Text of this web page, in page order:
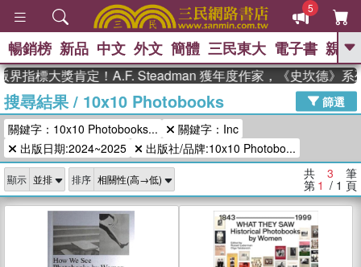
5
GO
熱搜： 東野圭吾 高希均教授回憶錄
、 The Odyssey 、 父親節 、 如果歷
史是一群喵 、 暑期推薦
獎 臺灣漫遊錄 、 方念華 、
登輝時代 、 數學女孩：黎曼猜想 、
偉大的迷走神經
暢銷榜 新品 中文 外文 簡體 三民東大 電子書 親子
指標大獎肯定！A.F. Steadman 獲年度作家，《史坎德》系
搜尋結果/ 10x10 Photobooks
篩選
關鍵字：10x10 Photobooks...
關鍵字：Inc
出版日期:2024~2025
出版社/品牌:10x10 Photobo...
顯示 排序 共 3 筆
第 1 / 1 頁